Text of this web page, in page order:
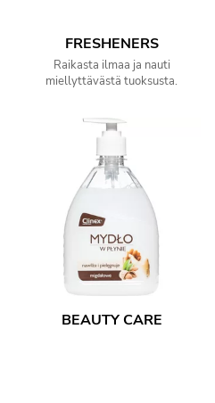
FRESHENERS
Raikasta ilmaa ja nauti
miellyttävästä tuoksusta.
BEAUTY CARE